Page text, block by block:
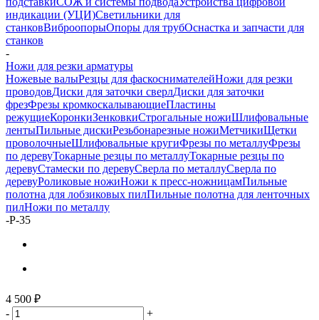
индикации (УЦИ)Светильники для
станковВиброопорыОпоры для трубОснастка и запчасти для
станков
-
Ножи для резки арматуры
Ножевые валыРезцы для фаскоснимателейНожи для резки
проводовДиски для заточки сверлДиски для заточки
фрезФрезы кромкоскалывающиеПластины
режущиеКоронкиЗенковкиСтрогальные ножиШлифовальные
лентыПильные дискиРезьбонарезные ножиМетчикиЩетки
проволочныеШлифовальные кругиФрезы по металлуФрезы
по деревуТокарные резцы по металлуТокарные резцы по
деревуСтамески по деревуСверла по металлуСверла по
деревуРоликовые ножиНожи к пресс-ножницамПильные
полотна для лобзиковых пилПильные полотна для ленточных
пилНожи по металлу
-Р-35
4 500 ₽
-
+